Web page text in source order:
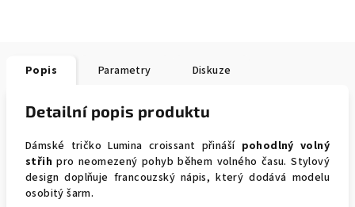
Popis Parametry Diskuze
Detailní popis produktu
Dámské tričko Lumina croissant přináší pohodlný volný
střih pro neomezený pohyb během volného času. Stylový
design doplňuje francouzský nápis, který dodává modelu
osobitý šarm.